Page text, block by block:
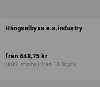
Hängselbyxa e.s.industry
från 648,75 kr
(inkl. moms) från 10 Styck